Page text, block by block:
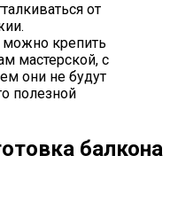
от
крепить
мастерской, с
они не будут
полезной
балкона